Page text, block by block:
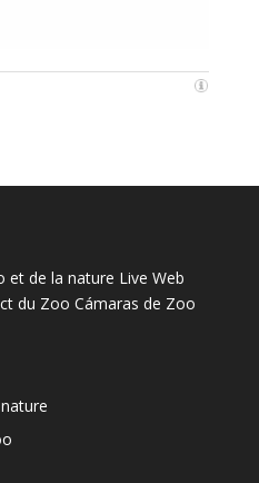
et de la nature Live Web
du Zoo Cámaras de Zoo